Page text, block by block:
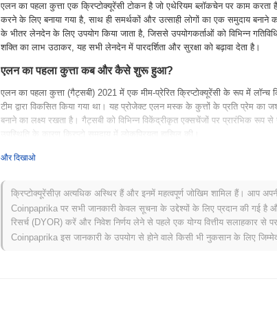
एलन का पहला कुत्ता एक क्रिप्टोक्यूरेंसी टोकन है जो एथेरियम ब्लॉकचेन पर काम
करने के लिए बनाया गया है, साथ ही समर्थकों और उत्साही लोगों का एक समुदाय
के भीतर लेनदेन के लिए उपयोग किया जाता है, जिससे उपयोगकर्ताओं को विभिन्न
शक्ति का लाभ उठाकर, यह सभी लेनदेन में पारदर्शिता और सुरक्षा को बढ़ावा देता है।
एलन का पहला कुत्ता कब और कैसे शुरू हुआ?
एलन का पहला कुत्ता (गैट्सबी) 2021 में एक मीम-प्रेरित क्रिप्टोक्यूरेंसी के रूप में
टीम द्वारा विकसित किया गया था। यह प्रोजेक्ट एलन मस्क के कुत्तों के प्रति प्रेम
बनाने का लक्ष्य रखता है। गैट्सबी को विभिन्न विकेंद्रीकृत एक्सचेंजों पर प्रारंभिक रूप
एलन के पहले कुत्ते के लिए आगे क्या है?
एलन का पहला कुत्ता (गैट्सबी) एक रोमांचक रोडमैप के साथ अपने पारिस्थितिकी तंत्र
स्टेकिंग सुविधाओं का लॉन्च शामिल है। सामुदायिक लक्ष्य उपयोगकर्ता सहभागिता को
हैं। जैसे-जैसे गैट्सबी विकसित होता है, इसका लक्ष्य वास्तविक दुनिया के उपयोग के
स्थापित कर सके और एक जीवंत समुदाय को बढ़ावा दे सके। टीम इन महत्वाकांक्षी
एलन का पहला कुत्ता किस चीज़ के लिए खास है?
और दिखाओ
क्रिप्टोक्यूरेंसीज़ अत्यधिक अस्थिर हैं और इनमें महत्वपूर्ण जोखिम शामिल हैं। आप
Coinpaprika पर सभी जानकारी केवल सूचना के उद्देश्यों के लिए प्रदान की गई है
रिसर्च (DYOR) करें और निवेश निर्णय लेने से पहले एक योग्य वित्तीय सलाहकार से
Coinpaprika इस जानकारी के उपयोग से होने वाले किसी भी नुकसान के लिए